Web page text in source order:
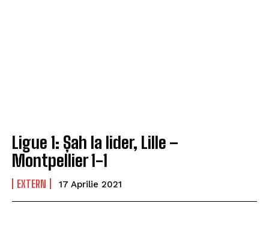
Ligue 1: Șah la lider, Lille –
Montpellier 1-1
EXTERN 17 Aprilie 2021